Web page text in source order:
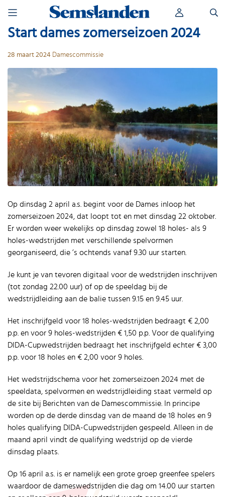
naar:
Start dames zomerseizoen 2024
28 maart 2024 Damescommissie
Op dinsdag 2 april a.s. begint voor de Dames inloop het
zomerseizoen 2024, dat loopt tot en met dinsdag 22 oktober.
Er worden weer wekelijks op dinsdag zowel 18 holes- als 9
holes-wedstrijden met verschillende spelvormen
georganiseerd, die ’s ochtends vanaf 9.30 uur starten.
Je kunt je van tevoren digitaal voor de wedstrijden inschrijven
(tot zondag 22.00 uur) of op de speeldag bij de
wedstrijdleiding aan de balie tussen 9.15 en 9.45 uur.
Het inschrijfgeld voor 18 holes-wedstrijden bedraagt € 2,00
p.p. en voor 9 holes-wedstrijden € 1,50 p.p. Voor de qualifying
DIDA-Cupwedstrijden bedraagt het inschrijfgeld echter € 3,00
p.p. voor 18 holes en € 2,00 voor 9 holes.
Het wedstrijdschema voor het zomerseizoen 2024 met de
speeldata, spelvormen en wedstrijdleiding staat vermeld op
de site bij Berichten van de Damescommissie. In principe
worden op de derde dinsdag van de maand de 18 holes en 9
holes qualifying DIDA-Cupwedstrijden gespeeld. Alleen in de
maand april vindt de qualifying wedstrijd op de vierde
dinsdag plaats.
Op 16 april a.s. is er namelijk een grote groep greenfee spelers
waardoor de dameswedstrijden die dag om 14.00 uur starten